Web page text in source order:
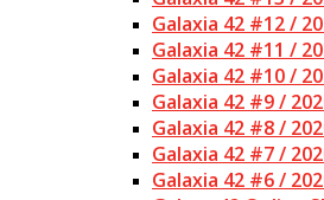
Galaxia 42 #12 /
Galaxia 42 #11 /
Galaxia 42 #10 /
Galaxia 42 #9 /
Galaxia 42 #8 /
Galaxia 42 #7 /
Galaxia 42 #6 /